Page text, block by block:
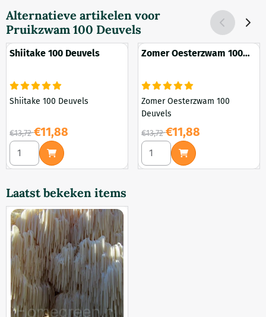
Alternatieve artikelen voor
Pruikzwam 100 Deuvels
Shiitake 100 Deuvels
Shiitake 100 Deuvels
Van 13,72 voor 11,88
€13,72€11,88
Aantal kiezen voor Shiitake 100 Deuvels
Zomer Oesterzwam 100
Zomer Oesterzwam 100
Deuvels
Van 13,72 voor 11,88
€13,72€11,88
Aantal kiezen voor Zomer
Laatst bekeken items